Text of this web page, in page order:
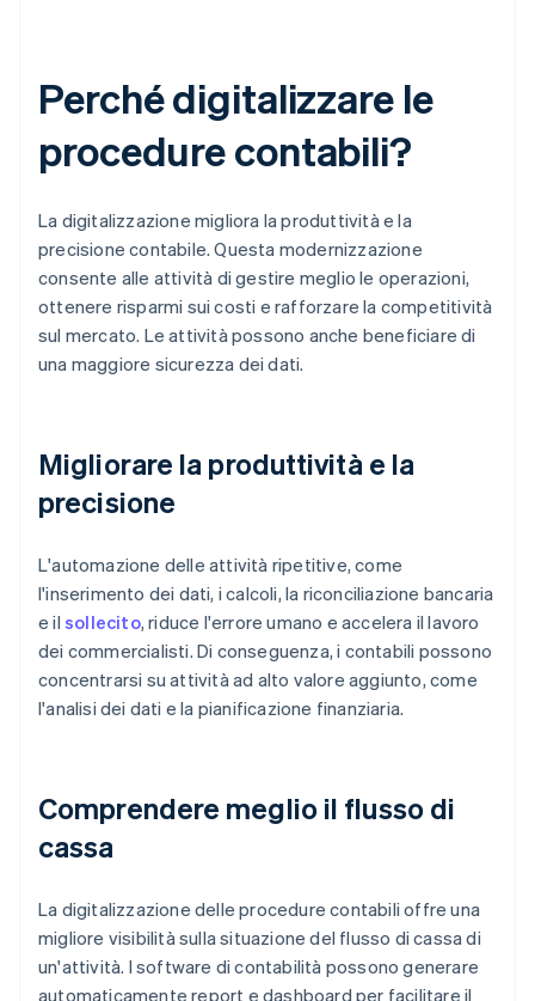
Perché digitalizzare le
procedure contabili?
La digitalizzazione migliora la produttività e la
precisione contabile. Questa modernizzazione
consente alle attività di gestire meglio le operazioni,
ottenere risparmi sui costi e rafforzare la competitività
sul mercato. Le attività possono anche beneficiare di
una maggiore sicurezza dei dati.
Migliorare la produttività e la
precisione
L'automazione delle attività ripetitive, come
l'inserimento dei dati, i calcoli, la riconciliazione bancaria
e il sollecito, riduce l'errore umano e accelera il lavoro
dei commercialisti. Di conseguenza, i contabili possono
concentrarsi su attività ad alto valore aggiunto, come
l'analisi dei dati e la pianificazione finanziaria.
Comprendere meglio il flusso di
cassa
La digitalizzazione delle procedure contabili offre una
migliore visibilità sulla situazione del flusso di cassa di
un'attività. I software di contabilità possono generare
automaticamente report e dashboard per facilitare il